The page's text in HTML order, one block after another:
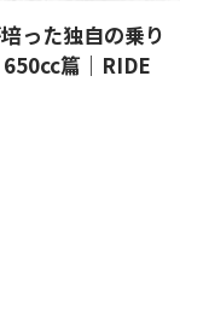
った独自の乗り
篇｜RIDE